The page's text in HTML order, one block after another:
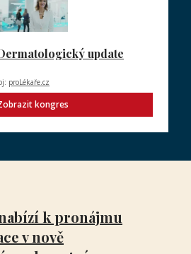
update
proLékaře.cz
kongres
k pronájmu
v nově